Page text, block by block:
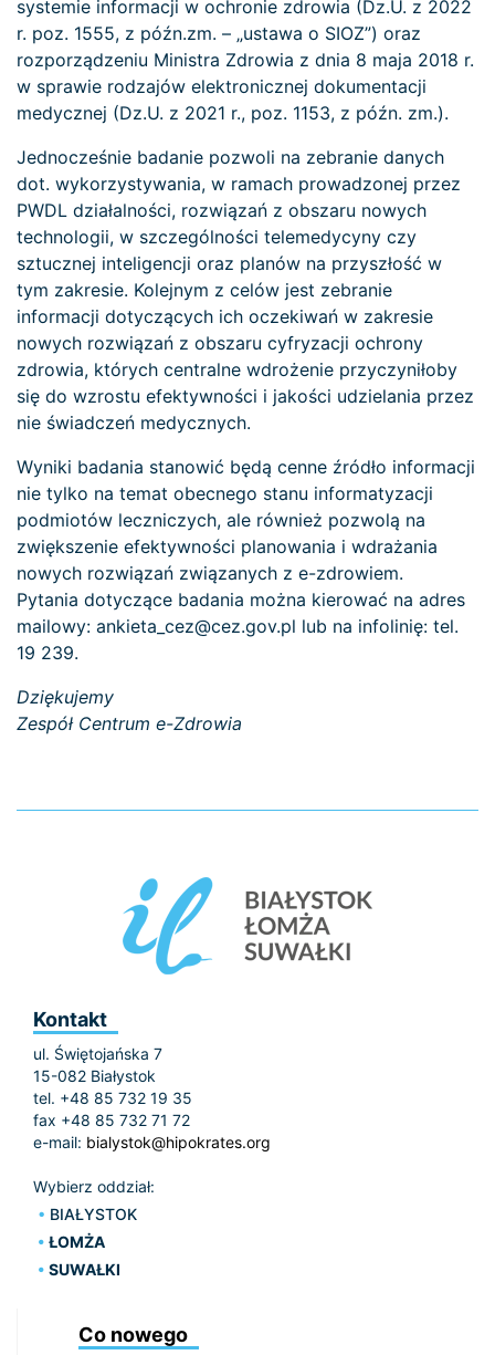
systemie informacji w ochronie zdrowia (Dz.U. z 2022
r. poz. 1555, z późn.zm. – „ustawa o SIOZ”) oraz
rozporządzeniu Ministra Zdrowia z dnia 8 maja 2018 r.
w sprawie rodzajów elektronicznej dokumentacji
medycznej (Dz.U. z 2021 r., poz. 1153, z późn. zm.).
Jednocześnie badanie pozwoli na zebranie danych
dot. wykorzystywania, w ramach prowadzonej przez
PWDL działalności, rozwiązań z obszaru nowych
technologii, w szczególności telemedycyny czy
sztucznej inteligencji oraz planów na przyszłość w
tym zakresie. Kolejnym z celów jest zebranie
informacji dotyczących ich oczekiwań w zakresie
nowych rozwiązań z obszaru cyfryzacji ochrony
zdrowia, których centralne wdrożenie przyczyniłoby
się do wzrostu efektywności i jakości udzielania przez
nie świadczeń medycznych.
Wyniki badania stanowić będą cenne źródło informacji
nie tylko na temat obecnego stanu informatyzacji
podmiotów leczniczych, ale również pozwolą na
zwiększenie efektywności planowania i wdrażania
nowych rozwiązań związanych z e-zdrowiem.
Pytania dotyczące badania można kierować na adres
mailowy: ankieta_cez@cez.gov.pl lub na infolinię: tel.
19 239.
Dziękujemy
Zespół Centrum e-Zdrowia
Kontakt
ul. Świętojańska 7
15-082 Białystok
tel. +48 85 732 19 35
fax +48 85 732 71 72
e-mail: bialystok@hipokrates.org
Wybierz oddział:
BIAŁYSTOK
ŁOMŻA
SUWAŁKI
Co nowego